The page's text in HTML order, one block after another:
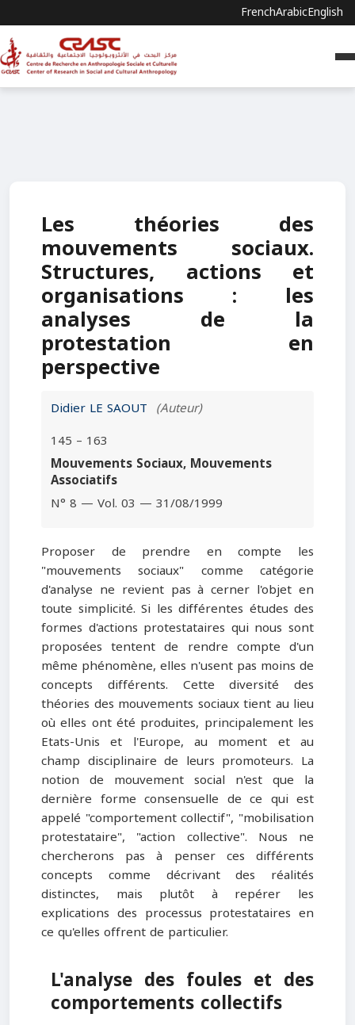
FrenchArabicEnglish
Les théories des
mouvements sociaux.
Structures, actions et
organisations : les
analyses de la
protestation en
perspective
Didier LE SAOUT (Auteur)
145 – 163
Mouvements Sociaux, Mouvements
Associatifs
N° 8 — Vol. 03 — 31/08/1999
Proposer de prendre en compte les
"mouvements sociaux" comme catégorie
d'analyse ne revient pas à cerner l'objet en
toute simplicité. Si les différentes études des
formes d'actions protestataires qui nous sont
proposées tentent de rendre compte d'un
même phénomène, elles n'usent pas moins de
concepts différents. Cette diversité des
théories des mouvements sociaux tient au lieu
où elles ont été produites, principalement les
Etats-Unis et l'Europe, au moment et au
champ disciplinaire de leurs promoteurs. La
notion de mouvement social n'est que la
dernière forme consensuelle de ce qui est
appelé "comportement collectif", "mobilisation
protestataire", "action collective". Nous ne
chercherons pas à penser ces différents
concepts comme décrivant des réalités
distinctes, mais plutôt à repérer les
explications des processus protestataires en
ce qu'elles offrent de particulier.
L'analyse des foules et des
comportements collectifs